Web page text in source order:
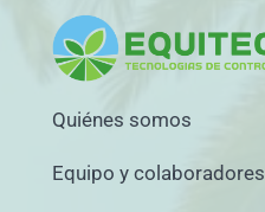
Quiénes somos
Equipo y colaboradores